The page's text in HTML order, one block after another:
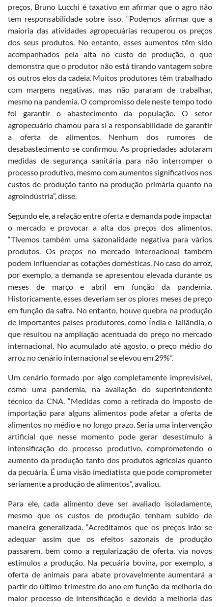
preços, Bruno Lucchi é taxativo em afirmar que o agro não
tem responsabilidade sobre isso. “Podemos afirmar que a
maioria das atividades agropecuárias recuperou os preços
dos seus produtos. No entanto, esses aumentos têm sido
acompanhados pela alta no custo de produção, o que
demonstra que o produtor não está tirando vantagem sobre
os outros elos da cadeia. Muitos produtores têm trabalhado
com margens negativas, mas não pararam de trabalhar,
mesmo na pandemia. O compromisso dele neste tempo todo
foi garantir o abastecimento da população. O setor
agropecuário chamou para si a responsabilidade de garantir
a oferta de alimentos. Nenhum dos rumores de
desabastecimento se confirmou. As propriedades adotaram
medidas de segurança sanitária para não interromper o
processo produtivo, mesmo com aumentos significativos nos
custos de produção tanto na produção primária quanto na
agroindústria”, disse.
Segundo ele, a relação entre oferta e demanda pode impactar
o mercado e provocar a alta dos preços dos alimentos.
“Tivemos também uma sazonalidade negativa para vários
produtos. Os preços no mercado internacional também
podem influenciar as cotações domésticas. No caso do arroz,
por exemplo, a demanda se apresentou elevada durante os
meses de março e abril em função da pandemia.
Historicamente, esses deveriam ser os piores meses de preço
em função da safra. No entanto, houve quebra na produção
de importantes países produtores, como Índia e Tailândia, o
que resultou na ampliação acentuada do preço no mercado
internacional. No acumulado até agosto, o preço médio do
arroz no cenário internacional se elevou em 29%”.
Um cenário formado por algo completamente imprevisível,
como uma pandemia, na avaliação do superintendente
técnico da CNA. “Medidas como a retirada do imposto de
importação para alguns alimentos pode afetar a oferta de
alimentos no médio e no longo prazo. Seria uma intervenção
artificial que nesse momento pode gerar desestímulo à
intensificação do processo produtivo, comprometendo o
aumento da produção tanto dos produtos agrícolas quanto
da pecuária. É uma visão imediatista que pode comprometer
seriamente a produção de alimentos”, avaliou.
Para ele, cada alimento deve ser avaliado isoladamente,
mesmo que os custos de produção tenham subido de
maneira generalizada. “Acreditamos que os preços irão se
adequar assim que os efeitos sazonais de produção
passarem, bem como a regularização de oferta, via novos
estímulos a produção. Na pecuária bovina, por exemplo, a
oferta de animais para abate provavelmente aumentará a
partir do último trimestre do ano em função da melhoria do
maior processo de intensificação e devido a melhoria das